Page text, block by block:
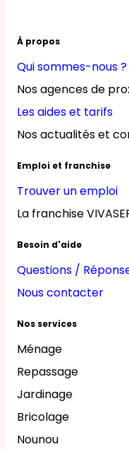
À propos
Qui sommes-nous ?
Nos agences de
Les aides et tarifs
Nos actualités et
Emploi et franchise
Trouver un emploi
La franchise
Besoin d'aide
Questions /
Nous contacter
Nos services
Ménage
Repassage
Jardinage
Bricolage
Nounou